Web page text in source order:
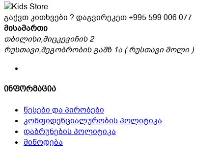
may
chosen
on
page
გაქვთ კითხვები ? დაგვირეკეთ+995 599 006 077
მისამართი
თბილისი,მიცკევიჩის 2
რუსთავი,მეგობრობის გამზ 1ა ( რუსთავი მოლი )
ინფორმაცია
წესები და პირობები
კონფიდენციალურობის პოლიტიკა
დაბრუნების პოლიტიკა
მიწოდება